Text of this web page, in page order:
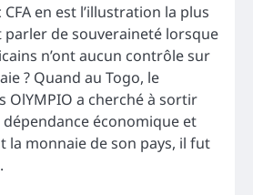
CFA en est l’illustration la plus
de souveraineté lorsque
n’ont aucun contrôle sur
? Quand au Togo, le
OlYMPIO a cherché à sortir
dépendance économique et
la monnaie de son pays, il fut